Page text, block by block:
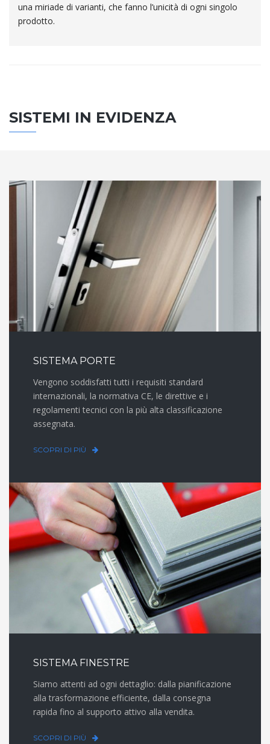
una miriade di varianti, che fanno l’unicità di ogni singolo
prodotto.
SISTEMI IN EVIDENZA
SISTEMA PORTE
Vengono soddisfatti tutti i requisiti standard
internazionali, la normativa CE, le direttive e i
regolamenti tecnici con la più alta classificazione
assegnata.
SCOPRI DI PIÙ
SISTEMA FINESTRE
Siamo attenti ad ogni dettaglio: dalla pianificazione
alla trasformazione efficiente, dalla consegna
rapida fino al supporto attivo alla vendita.
SCOPRI DI PIÙ